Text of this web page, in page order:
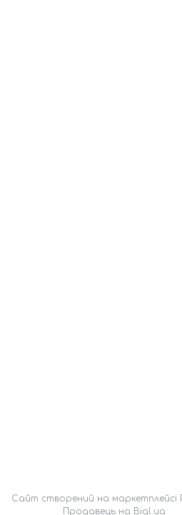
Сайт створений на маркетплейсі
Продавець на Bigl.ua